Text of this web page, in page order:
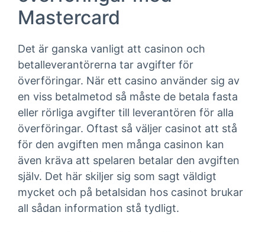
Mastercard
Det är ganska vanligt att casinon och
betalleverantörerna tar avgifter för
överföringar. När ett casino använder sig av
en viss betalmetod så måste de betala fasta
eller rörliga avgifter till leverantören för alla
överföringar. Oftast så väljer casinot att stå
för den avgiften men många casinon kan
även kräva att spelaren betalar den avgiften
själv. Det här skiljer sig som sagt väldigt
mycket och på betalsidan hos casinot brukar
all sådan information stå tydligt.